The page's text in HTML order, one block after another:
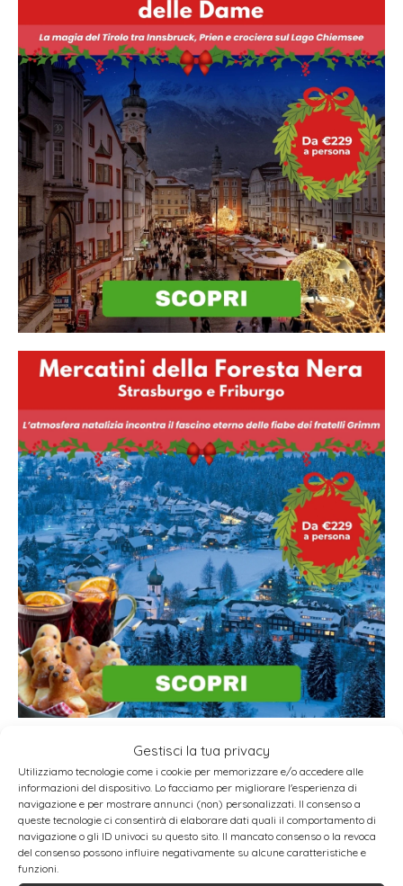
Gestisci la tua privacy
Utilizziamo tecnologie come i cookie per memorizzare e/o accedere alle
informazioni del dispositivo. Lo facciamo per migliorare l'esperienza di
navigazione e per mostrare annunci (non) personalizzati. Il consenso a
queste tecnologie ci consentirà di elaborare dati quali il comportamento di
navigazione o gli ID univoci su questo sito. Il mancato consenso o la revoca
del consenso possono influire negativamente su alcune caratteristiche e
funzioni.